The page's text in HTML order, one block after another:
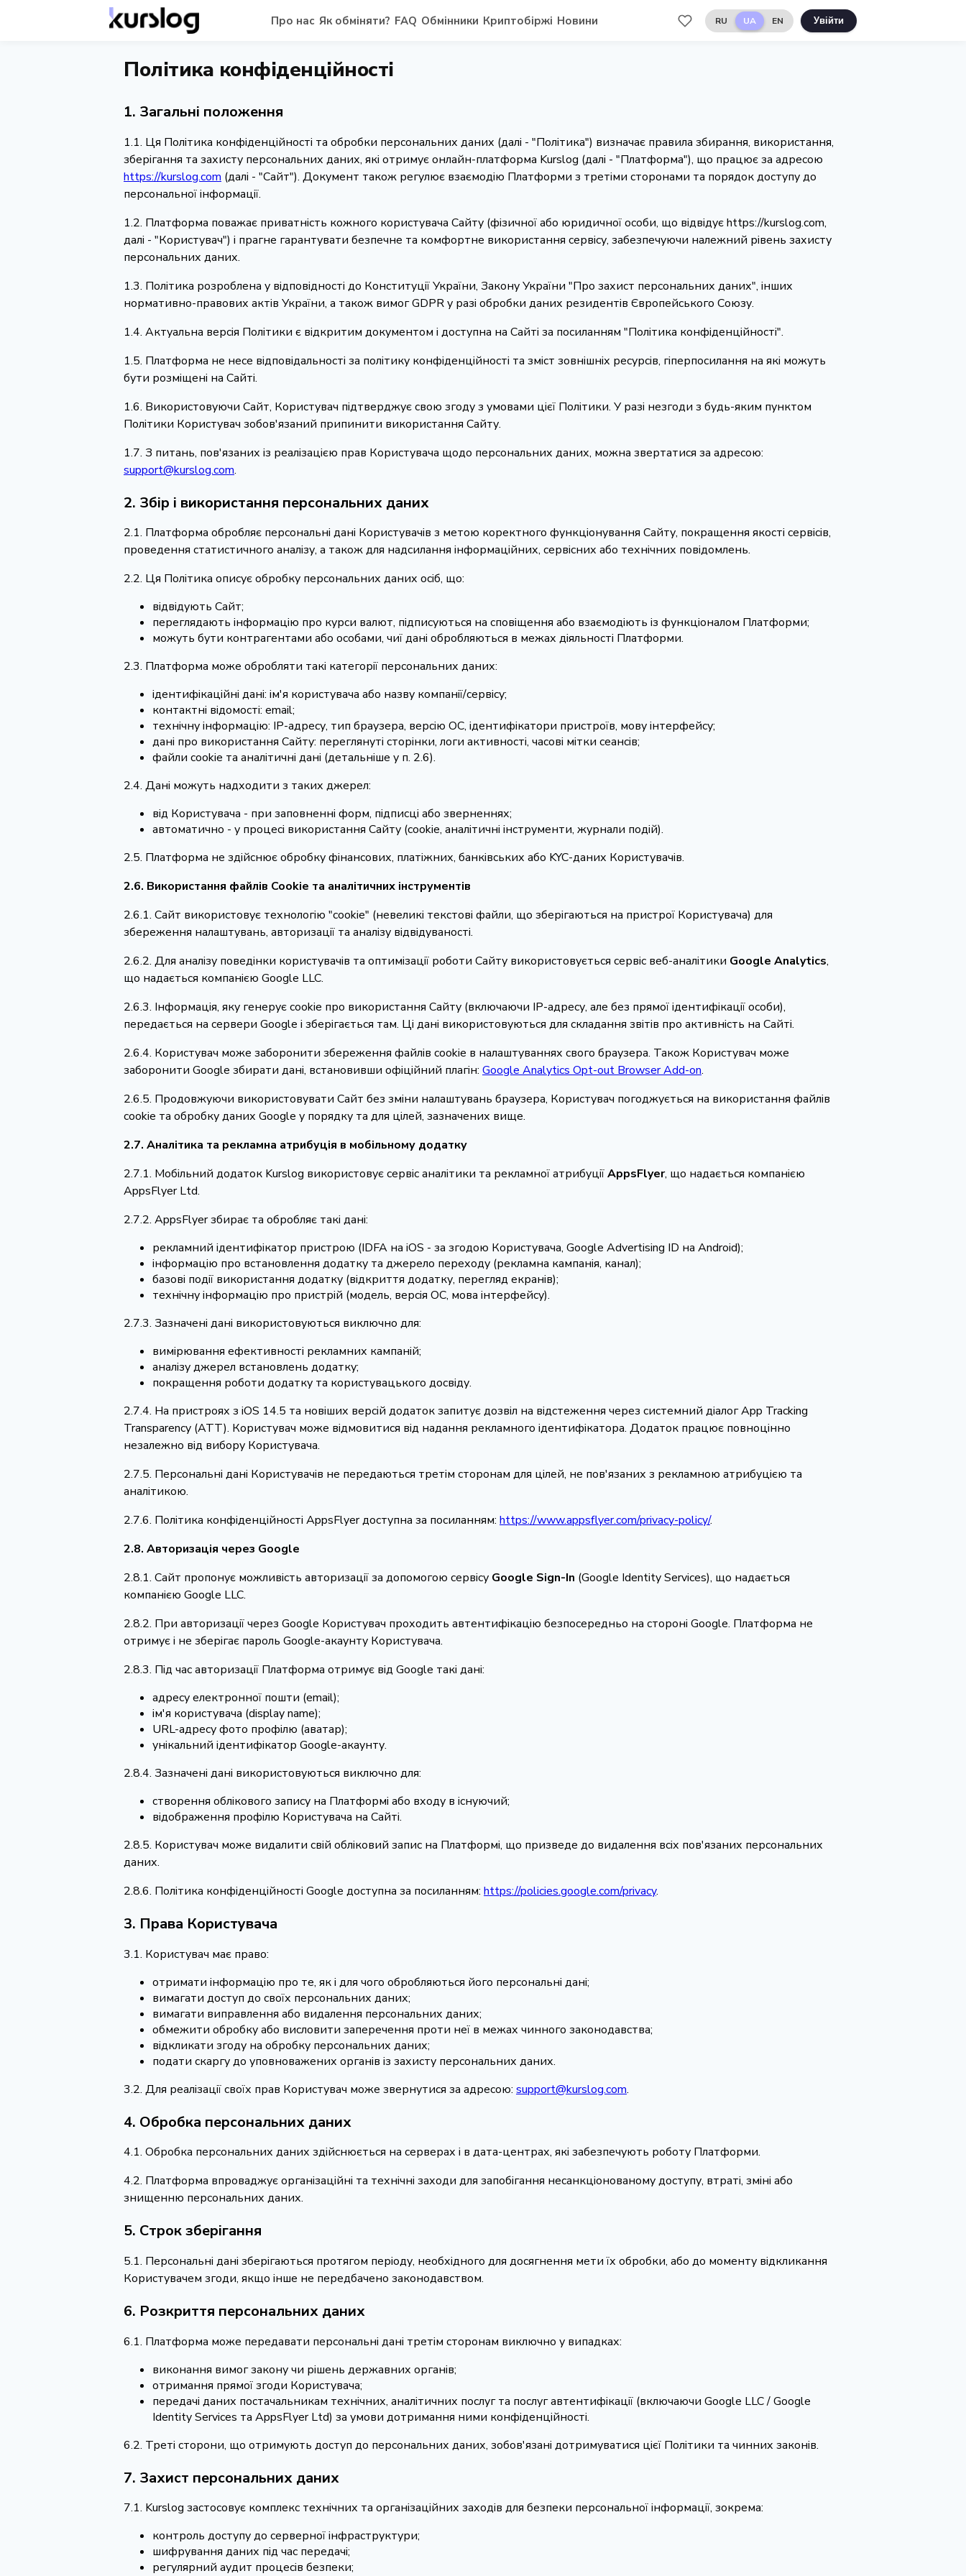
Про нас Як обміняти? FAQ Обмінники Криптобіржі Новини RU UA EN Увійти
Політика конфіденційності
1. Загальні положення
1.1. Ця Політика конфіденційності та обробки персональних даних (далі - "Політика") визначає правила збирання, використання,
зберігання та захисту персональних даних, які отримує онлайн-платформа Kurslog (далі - "Платформа"), що працює за адресою
https://kurslog.com (далі - "Сайт"). Документ також регулює взаємодію Платформи з третіми сторонами та порядок доступу до
персональної інформації.
1.2. Платформа поважає приватність кожного користувача Сайту (фізичної або юридичної особи, що відвідує https://kurslog.com,
далі - "Користувач") і прагне гарантувати безпечне та комфортне використання сервісу, забезпечуючи належний рівень захисту
персональних даних.
1.3. Політика розроблена у відповідності до Конституції України, Закону України "Про захист персональних даних", інших
нормативно-правових актів України, а також вимог GDPR у разі обробки даних резидентів Європейського Союзу.
1.4. Актуальна версія Політики є відкритим документом і доступна на Сайті за посиланням "Політика конфіденційності".
1.5. Платформа не несе відповідальності за політику конфіденційності та зміст зовнішніх ресурсів, гіперпосилання на які можуть
бути розміщені на Сайті.
1.6. Використовуючи Сайт, Користувач підтверджує свою згоду з умовами цієї Політики. У разі незгоди з будь-яким пунктом
Політики Користувач зобов'язаний припинити використання Сайту.
1.7. З питань, пов'язаних із реалізацією прав Користувача щодо персональних даних, можна звертатися за адресою:
support@kurslog.com.
2. Збір і використання персональних даних
2.1. Платформа обробляє персональні дані Користувачів з метою коректного функціонування Сайту, покращення якості сервісів,
проведення статистичного аналізу, а також для надсилання інформаційних, сервісних або технічних повідомлень.
2.2. Ця Політика описує обробку персональних даних осіб, що:
відвідують Сайт;
переглядають інформацію про курси валют, підписуються на сповіщення або взаємодіють із функціоналом Платформи;
можуть бути контрагентами або особами, чиї дані обробляються в межах діяльності Платформи.
2.3. Платформа може обробляти такі категорії персональних даних:
ідентифікаційні дані: ім'я користувача або назву компанії/сервісу;
контактні відомості: email;
технічну інформацію: IP-адресу, тип браузера, версію ОС, ідентифікатори пристроїв, мову інтерфейсу;
дані про використання Сайту: переглянуті сторінки, логи активності, часові мітки сеансів;
файли cookie та аналітичні дані (детальніше у п. 2.6).
2.4. Дані можуть надходити з таких джерел:
від Користувача - при заповненні форм, підписці або зверненнях;
автоматично - у процесі використання Сайту (cookie, аналітичні інструменти, журнали подій).
2.5. Платформа не здійснює обробку фінансових, платіжних, банківських або KYC-даних Користувачів.
2.6. Використання файлів Cookie та аналітичних інструментів
2.6.1. Сайт використовує технологію "cookie" (невеликі текстові файли, що зберігаються на пристрої Користувача) для
збереження налаштувань, авторизації та аналізу відвідуваності.
2.6.2. Для аналізу поведінки користувачів та оптимізації роботи Сайту використовується сервіс веб-аналітики Google Analytics,
що надається компанією Google LLC.
2.6.3. Інформація, яку генерує cookie про використання Сайту (включаючи IP-адресу, але без прямої ідентифікації особи),
передається на сервери Google і зберігається там. Ці дані використовуються для складання звітів про активність на Сайті.
2.6.4. Користувач може заборонити збереження файлів cookie в налаштуваннях свого браузера. Також Користувач може
заборонити Google збирати дані, встановивши офіційний плагін: Google Analytics Opt-out Browser Add-on.
2.6.5. Продовжуючи використовувати Сайт без зміни налаштувань браузера, Користувач погоджується на використання файлів
cookie та обробку даних Google у порядку та для цілей, зазначених вище.
2.7. Аналітика та рекламна атрибуція в мобільному додатку
2.7.1. Мобільний додаток Kurslog використовує сервіс аналітики та рекламної атрибуціїAppsFlyer, що надається компанією
AppsFlyer Ltd.
2.7.2. AppsFlyer збирає та обробляє такі дані:
рекламний ідентифікатор пристрою (IDFA на iOS - за згодою Користувача, Google Advertising ID на Android);
інформацію про встановлення додатку та джерело переходу (рекламна кампанія, канал);
базові події використання додатку (відкриття додатку, перегляд екранів);
технічну інформацію про пристрій (модель, версія ОС, мова інтерфейсу).
2.7.3. Зазначені дані використовуються виключно для:
вимірювання ефективності рекламних кампаній;
аналізу джерел встановлень додатку;
покращення роботи додатку та користувацького досвіду.
2.7.4. На пристроях з iOS 14.5 та новіших версій додаток запитує дозвіл на відстеження через системний діалог App Tracking
Transparency (ATT). Користувач може відмовитися від надання рекламного ідентифікатора. Додаток працює повноцінно
незалежно від вибору Користувача.
2.7.5. Персональні дані Користувачів не передаються третім сторонам для цілей, не пов'язаних з рекламною атрибуцією та
аналітикою.
2.7.6. Політика конфіденційності AppsFlyer доступна за посиланням: https://www.appsflyer.com/privacy-policy/.
2.8. Авторизація через Google
2.8.1. Сайт пропонує можливість авторизації за допомогою сервісу Google Sign-In (Google Identity Services), що надається
компанією Google LLC.
2.8.2. При авторизації через Google Користувач проходить автентифікацію безпосередньо на стороні Google. Платформа не
отримує і не зберігає пароль Google-акаунту Користувача.
2.8.3. Під час авторизації Платформа отримує від Google такі дані:
адресу електронної пошти (email);
ім'я користувача (display name);
URL-адресу фото профілю (аватар);
унікальний ідентифікатор Google-акаунту.
2.8.4. Зазначені дані використовуються виключно для:
створення облікового запису на Платформі або входу в існуючий;
відображення профілю Користувача на Сайті.
2.8.5. Користувач може видалити свій обліковий запис на Платформі, що призведе до видалення всіх пов'язаних персональних
даних.
2.8.6. Політика конфіденційності Google доступна за посиланням: https://policies.google.com/privacy.
3. Права Користувача
3.1. Користувач має право:
отримати інформацію про те, як і для чого обробляються його персональні дані;
вимагати доступ до своїх персональних даних;
вимагати виправлення або видалення персональних даних;
обмежити обробку або висловити заперечення проти неї в межах чинного законодавства;
відкликати згоду на обробку персональних даних;
подати скаргу до уповноважених органів із захисту персональних даних.
3.2. Для реалізації своїх прав Користувач може звернутися за адресою: support@kurslog.com.
4. Обробка персональних даних
4.1. Обробка персональних даних здійснюється на серверах і в дата-центрах, які забезпечують роботу Платформи.
4.2. Платформа впроваджує організаційні та технічні заходи для запобігання несанкціонованому доступу, втраті, зміні або
знищенню персональних даних.
5. Строк зберігання
5.1. Персональні дані зберігаються протягом періоду, необхідного для досягнення мети їх обробки, або до моменту відкликання
Користувачем згоди, якщо інше не передбачено законодавством.
6. Розкриття персональних даних
6.1. Платформа може передавати персональні дані третім сторонам виключно у випадках:
виконання вимог закону чи рішень державних органів;
отримання прямої згоди Користувача;
передачі даних постачальникам технічних, аналітичних послуг та послуг автентифікації (включаючи Google LLC / Google
Identity Services та AppsFlyer Ltd) за умови дотримання ними конфіденційності.
6.2. Треті сторони, що отримують доступ до персональних даних, зобов'язані дотримуватися цієї Політики та чинних законів.
7. Захист персональних даних
7.1. Kurslog застосовує комплекс технічних та організаційних заходів для безпеки персональної інформації, зокрема:
контроль доступу до серверної інфраструктури;
шифрування даних під час передачі;
регулярний аудит процесів безпеки;